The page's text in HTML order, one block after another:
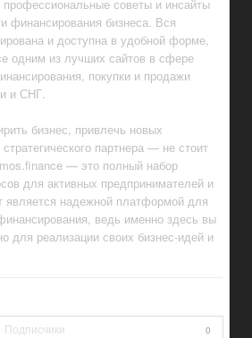
советы и инсайты
финансирования бизнеса. Вся
и доступна в удобной форме,
одним из лучших сайтов в сфере
покупки и продажи
и СНГ.
бизнес, привлечь новых
партнера — не стоит
— это полный набор
для активных предпринимателей и
является надежной платформой для
ведь именно здесь вы
для реализации своих бизнес-идей и
Подписчики 0